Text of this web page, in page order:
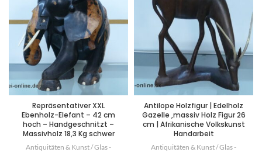
Repräsentativer XXL
Ebenholz-Elefant – 42 cm
hoch – Handgeschnitzt –
Massivholz 18,3 Kg schwer
Antiquitäten & Kunst / Glas -
Antilope Holzfigur | Edelholz
Gazelle ,massiv Holz Figur 26
cm | Afrikanische Volkskunst
Handarbeit
Antiquitäten & Kunst / Glas -